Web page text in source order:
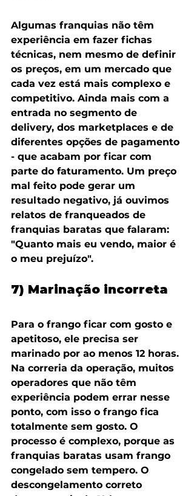
Algumas franquias não têm
experiência em fazer fichas
técnicas, nem mesmo de definir
os preços, em um mercado que
cada vez está mais complexo e
competitivo. Ainda mais com a
entrada no segmento de
delivery, dos marketplaces e de
diferentes opções de pagamento
- que acabam por ficar com
parte do faturamento. Um preço
mal feito pode gerar um
resultado negativo, já ouvimos
relatos de franqueados de
franquias baratas que falaram:
"Quanto mais eu vendo, maior é
o meu prejuízo".
7) Marinação incorreta
Para o frango ficar com gosto e
apetitoso, ele precisa ser
marinado por ao menos 12 horas.
Na correria da operação, muitos
operadores que não têm
experiência podem errar nesse
ponto, com isso o frango fica
totalmente sem gosto. O
processo é complexo, porque as
franquias baratas usam frango
congelado sem tempero. O
descongelamento correto